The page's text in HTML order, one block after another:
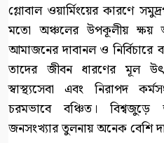
গ্লোবাল ওয়ার্মিংয়ের কারণে
মতো অঞ্চলের উপকূলীয় ক্ষয়
আমাজনের দাবানল ও
তাদের জীবন ধারণের মূল
স্বাস্থ্যসেবা এবং নিরাপদ
চরমভাবে বঞ্চিত। বিশ্বজুড়ে
জনসংখ্যার তুলনায় অনেক বেশি